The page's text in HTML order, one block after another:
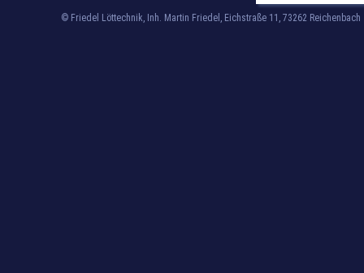
© Friedel Löttechnik, Inh. Martin Friedel, Eichstraße 11, 73262 Reichenbach